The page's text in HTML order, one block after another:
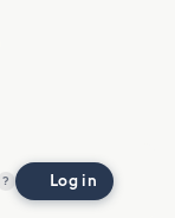
? Log in